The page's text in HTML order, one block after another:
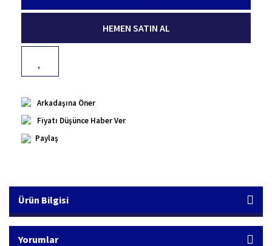
HEMEN SATIN AL
Arkadaşına Öner
Fiyatı Düşünce Haber Ver
Paylaş
Ürün Bilgisi
Yorumlar